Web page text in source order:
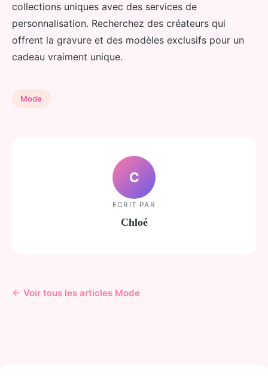
collections uniques avec des services de
personnalisation. Recherchez des créateurs qui
offrent la gravure et des modèles exclusifs pour un
cadeau vraiment unique.
Mode
C
ECRIT PAR
Chloé
← Voir tous les articles Mode